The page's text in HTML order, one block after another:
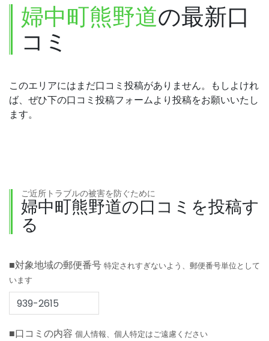
婦中町熊野道の最新口
コミ
このエリアにはまだ口コミ投稿がありません。もしよけれ
ば、ぜひ下の口コミ投稿フォームより投稿をお願いいたし
ます。
ご近所トラブルの被害を防ぐために
婦中町熊野道の口コミを投稿す
る
■対象地域の郵便番号 特定されすぎないよう、郵便番号単位として
います
■口コミの内容 個人情報、個人特定はご遠慮ください